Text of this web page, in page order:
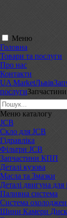
Меню
Головна
Товари та послуги
Про нас
Контакти
UA MarketЛьвів
послуги
Меню каталогу
JCB
Скло для JCB
Гідравліка
Фільтри JCB
Запчастини КПП
Деталі кузова
Масла та Змазки
Деталі двигуна для
Паливна система
Система
Шини Камери